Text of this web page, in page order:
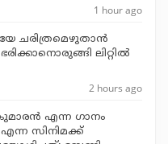
1 hour ago
ചരിത്രമെഴുതാന്‍
ലിറ്റില്‍
2 hours ago
എന്ന ഗാനം
എന്ന സിനിമക്ക്